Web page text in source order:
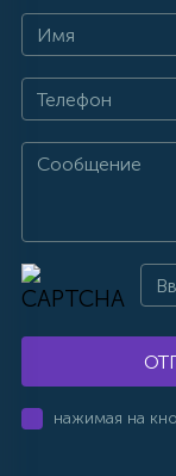
нажимая на